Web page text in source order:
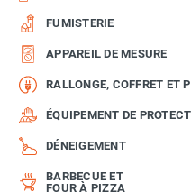
FUMISTERIE
APPAREIL DE MESURE
RALLONGE, COFFRET ET
ÉQUIPEMENT DE
DÉNEIGEMENT
BARBECUE ET
FOUR À PIZZA